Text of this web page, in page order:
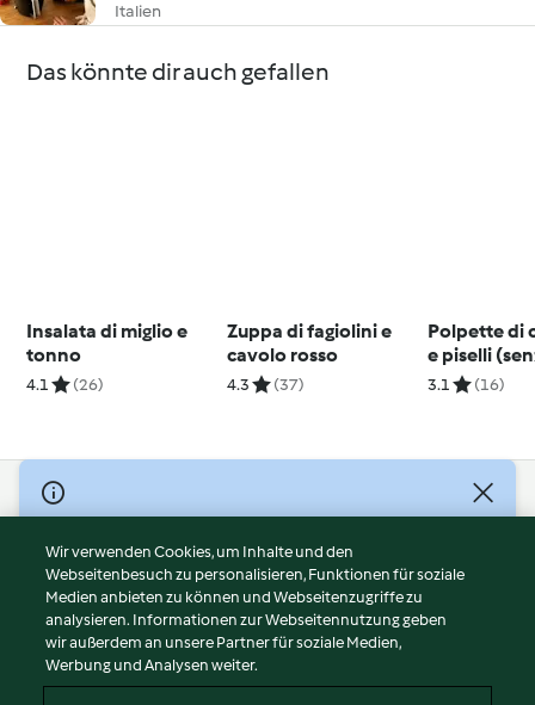
Italien
Das könnte dir auch gefallen
Insalata di miglio e
tonno
4.1 (26)
Zuppa di fagiolini e
cavolo rosso
4.3 (37)
Polpette di
e piselli
glutine)
3.1 (16)
© Copyright 2026
Nutzungsbedingungen
Datenschutzrichtlinien
Disclaimer
Impressum
Cookies
Wir verwenden Cookies, um Inhalte und den
Webseitenbesuch zu personalisieren, Funktionen für soziale
Medien anbieten zu können und Webseitenzugriffe zu
analysieren. Informationen zur Webseitennutzung geben
wir außerdem an unsere Partner für soziale Medien,
Werbung und Analysen weiter.